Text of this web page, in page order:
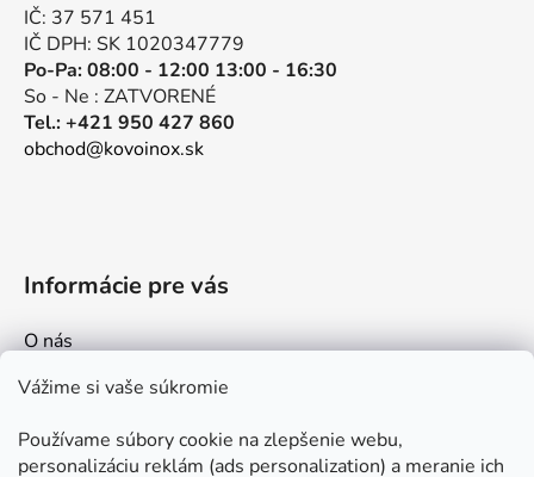
Vážime si vaše súkromie
Používame súbory cookie na zlepšenie webu,
personalizáciu reklám (ads personalization) a meranie ich
IČ: 37 571 451
IČ DPH: SK 1020347779
Po-Pa: 08:00 - 12:00 13:00 - 16:30
So - Ne : ZATVORENÉ
Tel.: +421 950 427 860
obchod@kovoinox.sk
Informácie pre vás
O nás
Kontakt
Ako nakupovať